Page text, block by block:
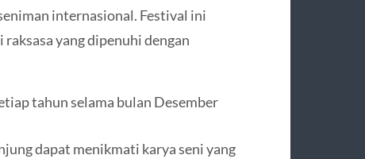
internasional. Festival ini
yang dipenuhi dengan
tahun selama bulan Desember
dapat menikmati karya seni yang